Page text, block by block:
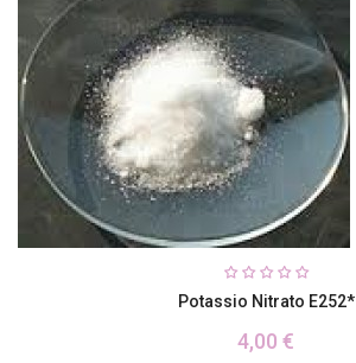
Potassio Nitrato E252*
4,00 €